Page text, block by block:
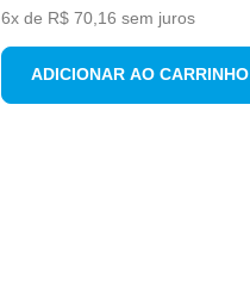
6x de R$ 70, 16 sem juros
ADICIONAR AO CARRINHO